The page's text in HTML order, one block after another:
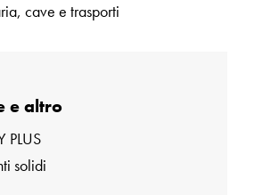
cave e trasporti
e altro
PLUS
solidi